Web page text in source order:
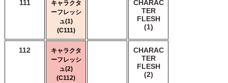
111
キャラクタ
ーフレッシ
ュ(1)
(C111)
CHARAC
TER
FLESH
(1)
112
キャラクタ
ーフレッシ
ュ(2)
(C112)
CHARAC
TER
FLESH
(2)